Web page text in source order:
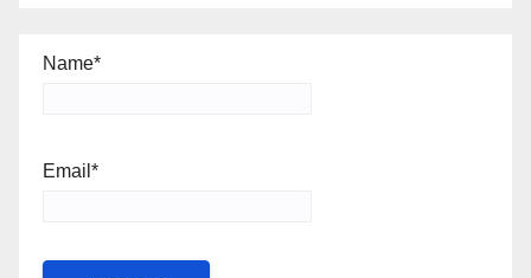
Name*
Email*